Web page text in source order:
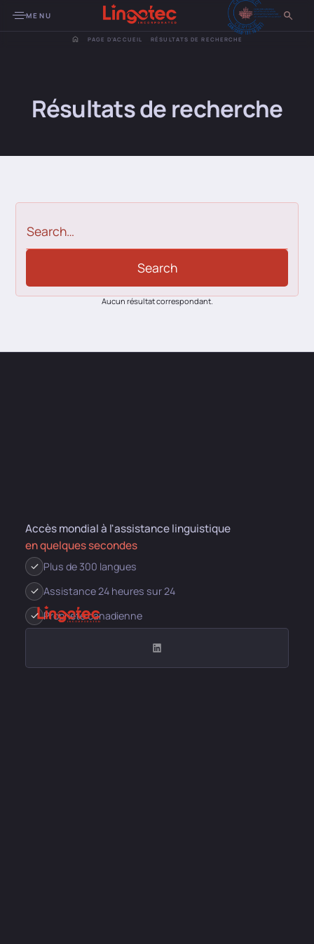
MENU
PAGE D'ACCUEIL RÉSULTATS DE RECHERCHE
Résultats de recherche
Aucun résultat correspondant.
Accès mondial à l'assistance linguistique
en quelques secondes
Plus de 300 langues
Assistance 24 heures sur 24
Propriété canadienne